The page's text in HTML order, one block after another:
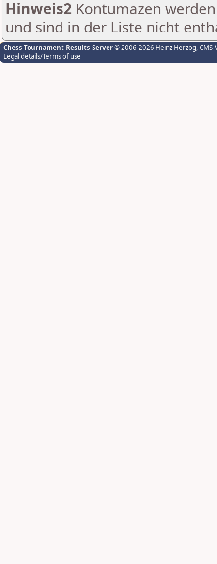
Hinweis2 Kontumazen
und sind in der Liste nicht
Chess-Tournament-Results-Server© 2006-2026 Heinz Herzog,
Legal details/Terms of use